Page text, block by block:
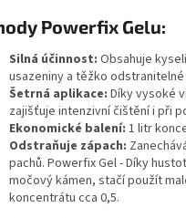
Powerfix Gelu:
Silná účinnost: Obsahuje
usazeniny a těžko
Šetrná aplikace: Díky vysoké
zajišťuje intenzivní čištění i při
Ekonomické balení: 1 litr
Odstraňuje zápach:
pachů. Powerfix Gel - Díky
močový kámen, stačí použít
koncentrátu cca 0,5.